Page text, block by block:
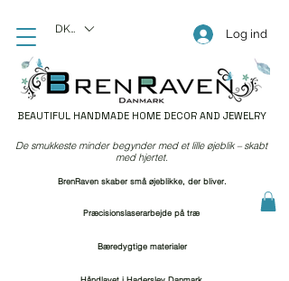
BEAUTIFUL HANDMADE HOME DECOR AND JEWELRY
Log ind
DKK (kr)
Præcisionslaserarbejde på træ
Bæredygtige materialer
De smukkeste minder begynder med et lille øjeblik – skabt
med hjertet.
BrenRaven skaber små øjeblikke, der bliver.